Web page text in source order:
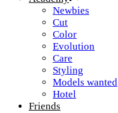
Newbies
Cut
Color
Evolution
Care
Styling
Models wanted
Hotel
Friends